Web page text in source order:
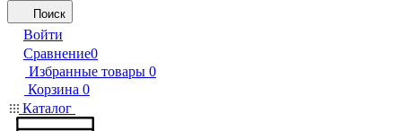
Поиск
Войти
Сравнение0
Избранные товары 0
Корзина 0
Каталог